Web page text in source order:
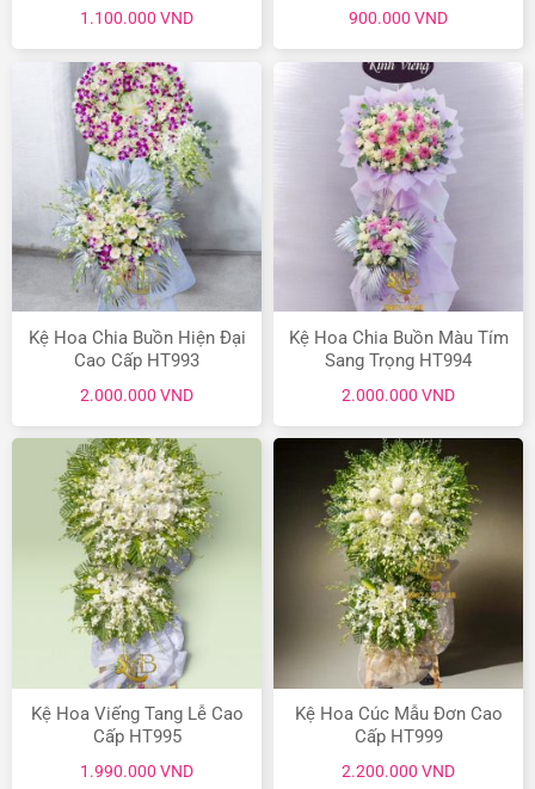
1.100.000 VND 900.000 VND
Kệ Hoa Chia Buồn Hiện Đại
Cao Cấp HT993
2.000.000 VND
Kệ Hoa Chia Buồn Màu Tím
Sang Trọng HT994
2.000.000 VND
Kệ Hoa Viếng Tang Lễ Cao
Cấp HT995
1.990.000 VND
Kệ Hoa Cúc Mẫu Đơn Cao
Cấp HT999
2.200.000 VND